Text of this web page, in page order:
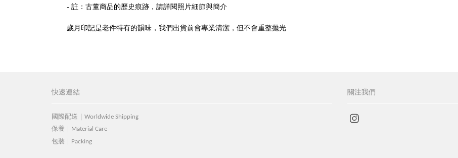
- 註：古董商品的歷史痕跡，請詳閱照片細節與簡介
歲月印記是老件特有的韻味，我們出貨前會專業清潔，但不會重整拋光
快速連結
國際配送｜Worldwide Shipping
保養｜Material Care
包裝｜Packing
關注我們